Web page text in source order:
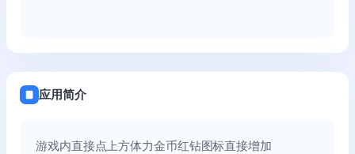
应用简介
游戏内直接点上方体力金币红钻图标直接增加